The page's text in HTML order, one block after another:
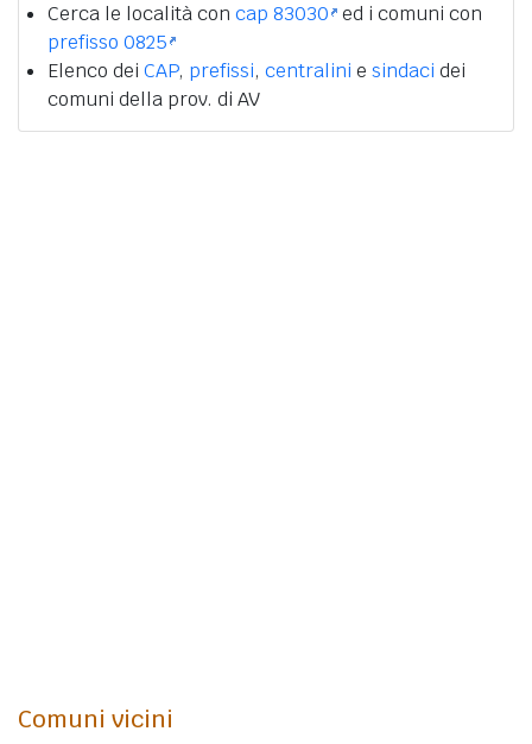
Cerca le località con cap 83030 ed i comuni con
prefisso 0825
Elenco dei CAP, prefissi, centralini e sindaci dei
comuni della prov. di AV
Comuni vicini